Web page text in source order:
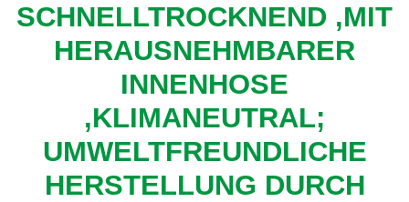
SCHNELLTROCKNEND ,MIT
HERAUSNEHMBARER
INNENHOSE
,KLIMANEUTRAL;
UMWELTFREUNDLICHE
HERSTELLUNG DURCH